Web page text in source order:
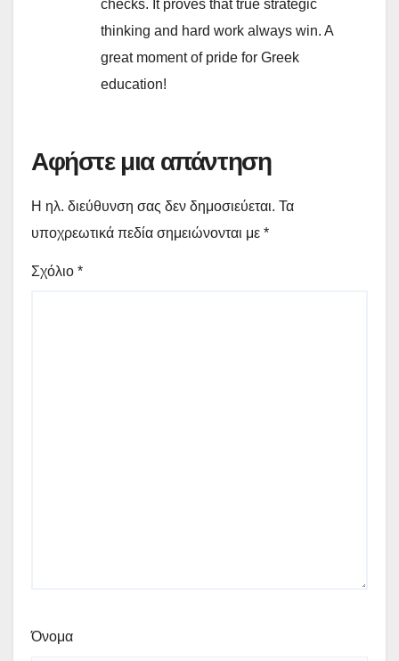
checks. It proves that true strategic
thinking and hard work always win. A
great moment of pride for Greek
education!
Αφήστε μια απάντηση
Η ηλ. διεύθυνση σας δεν δημοσιεύεται. Τα
υποχρεωτικά πεδία σημειώνονται με *
Σχόλιο *
Όνομα